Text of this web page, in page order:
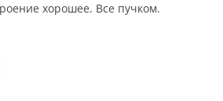
хорошее. Все пучком.